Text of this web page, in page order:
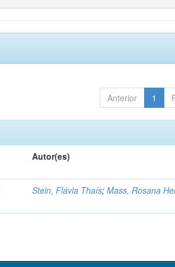
Anterior 1
Autor(es)
Stein, Flávia Thaís;Mass, Rosana